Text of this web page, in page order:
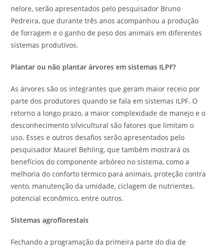
nelore, serão apresentados pelo pesquisador Bruno
Pedreira, que durante três anos acompanhou a produção
de forragem e o ganho de peso dos animais em diferentes
sistemas produtivos.
Plantar ou não plantar árvores em sistemas ILPF?
As árvores são os integrantes que geram maior receio por
parte dos produtores quando se fala em sistemas ILPF. O
retorno a longo prazo, a maior complexidade de manejo e o
desconhecimento silvicultural são fatores que limitam o
uso. Esses e outros desafios serão apresentados pelo
pesquisador Maurel Behling, que também mostrará os
benefícios do componente arbóreo no sistema, como a
melhoria do conforto térmico para animais, proteção contra
vento, manutenção da umidade, ciclagem de nutrientes,
potencial econômico, entre outros.
Sistemas agroflorestais
Fechando a programação da primeira parte do dia de